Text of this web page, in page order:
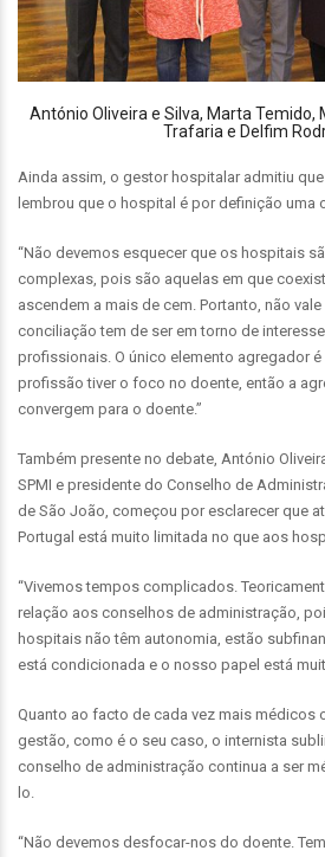
António Oliveira e Silva, Marta Temido,
Trafaria e Delfim
Ainda assim, o gestor hospitalar admitiu
lembrou que o hospital é por definição uma
“Não devemos esquecer que os hospitais
complexas, pois são aquelas em que
ascendem a mais de cem. Portanto, não
conciliação tem de ser em torno de
profissionais. O único elemento agregador é
profissão tiver o foco no doente, então a
convergem para o doente.”
Também presente no debate, António
SPMI e presidente do Conselho de
de São João, começou por esclarecer que
Portugal está muito limitada no que aos
“Vivemos tempos complicados.
relação aos conselhos de administração,
hospitais não têm autonomia, estão
está condicionada e o nosso papel está
Quanto ao facto de cada vez mais médicos
gestão, como é o seu caso, o internista
conselho de administração continua a ser
lo.
“Não devemos desfocar-nos do doente.